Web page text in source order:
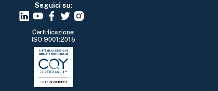
Seguici su:
Certificazione:
ISO 9001:2015